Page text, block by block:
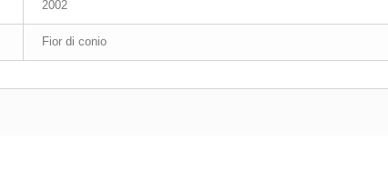
2002
Fior di conio